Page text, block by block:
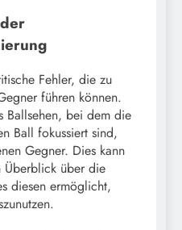
Fehler, die zu
führen können.
Ballsehen, bei dem die
Ball fokussiert sind,
Gegner. Dies kann
Überblick über die
diesen ermöglicht,